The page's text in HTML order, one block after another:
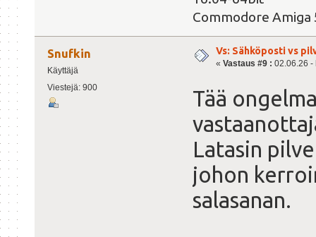
Commodore Amiga
Snufkin
Käyttäjä
Viestejä: 900
Vs: Sähköposti vs
« Vastaus #9 : 02.06.26 -
Tää
Latasin
johon
salasanan.